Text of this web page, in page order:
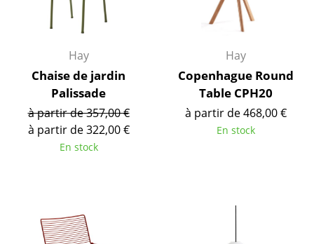
Cuisine & Salle à manger
Chambre enfant
Bureau
Entrée & Couloir
Salle de Bain
Jardin & Balcon
Hay
Chaise de jardin
Palissade
à partir de 357,00 €
à partir de 322,00 €
En stock
Hay
Copenhague Round
Table CPH20
à partir de 468,00 €
En stock